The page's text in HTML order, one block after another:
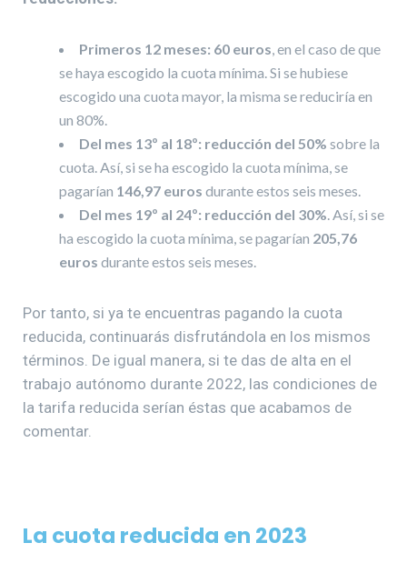
Primeros 12 meses: 60 euros, en el caso de que
se haya escogido la cuota mínima. Si se hubiese
escogido una cuota mayor, la misma se reduciría en
un 80%.
Del mes 13º al 18º: reducción del 50% sobre la
cuota. Así, si se ha escogido la cuota mínima, se
pagarían 146,97 euros durante estos seis meses.
Del mes 19º al 24º: reducción del 30%. Así, si se
ha escogido la cuota mínima, se pagarían 205,76
euros durante estos seis meses.
Por tanto, si ya te encuentras pagando la cuota
reducida, continuarás disfrutándola en los mismos
términos. De igual manera, si te das de alta en el
trabajo autónomo durante 2022, las condiciones de
la tarifa reducida serían éstas que acabamos de
comentar.
La cuota reducida en 2023